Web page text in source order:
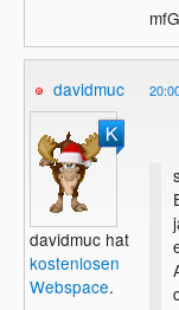
mfG
davidmuc
davidmuc hat
kostenlosen
Webspace.